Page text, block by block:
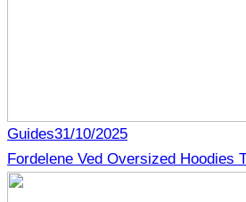
Guides31/10/2025
Fordelene Ved Oversized Hoodies